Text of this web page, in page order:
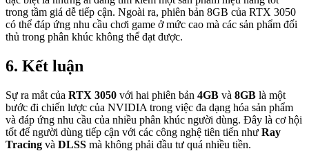
trong tầm giá dễ tiếp cận. Ngoài ra, phiên bản 8GB của RTX 3050
có thể đáp ứng nhu cầu chơi game ở mức cao mà các sản phẩm đối
thủ trong phân khúc không thể đạt được.
6. Kết luận
Sự ra mắt của RTX 3050 với hai phiên bản 4GB và 8GB là một
bước đi chiến lược của NVIDIA trong việc đa dạng hóa sản phẩm
và đáp ứng nhu cầu của nhiều phân khúc người dùng. Đây là cơ hội
tốt để người dùng tiếp cận với các công nghệ tiên tiến như Ray
Tracing và DLSS mà không phải đầu tư quá nhiều tiền.